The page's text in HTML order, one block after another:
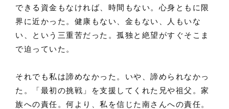
できる資金もなければ、時間もない。心身ともに限
界に近かった。健康もない、金もない、人もいな
い、という三重苦だった。孤独と絶望がすぐそこま
で迫っていた。
それでも私は諦めなかった。いや、諦められなかっ
た。「最初の挑戦」を支援してくれた兄や祖父。家
族への責任。何より、私を信じた南さんへの責任。